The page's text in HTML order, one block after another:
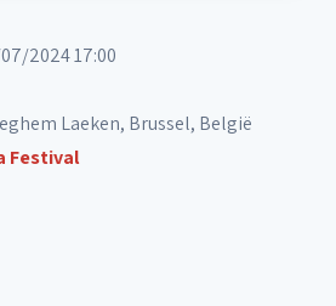
2024 17:00
Laeken, Brussel, België
Festival